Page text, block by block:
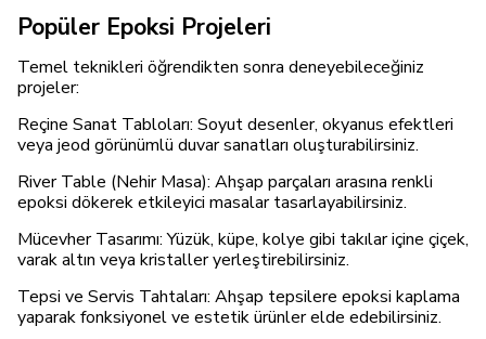
Popüler Epoksi Projeleri
Temel teknikleri öğrendikten sonra deneyebileceğiniz
projeler:
Reçine Sanat Tabloları: Soyut desenler, okyanus efektleri
veya jeod görünümlü duvar sanatları oluşturabilirsiniz.
River Table (Nehir Masa): Ahşap parçaları arasına renkli
epoksi dökerek etkileyici masalar tasarlayabilirsiniz.
Mücevher Tasarımı: Yüzük, küpe, kolye gibi takılar içine çiçek,
varak altın veya kristaller yerleştirebilirsiniz.
Tepsi ve Servis Tahtaları: Ahşap tepsilere epoksi kaplama
yaparak fonksiyonel ve estetik ürünler elde edebilirsiniz.